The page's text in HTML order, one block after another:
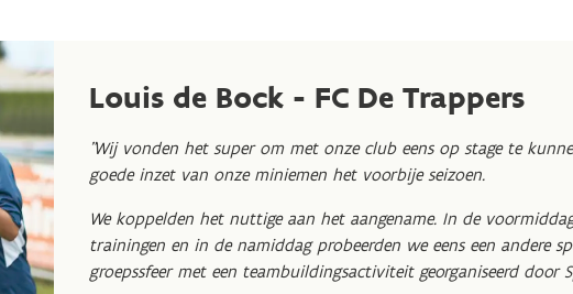
Louis de Bock - FC De Trappers
"Wij vonden het super om met onze club eens op stage te
goede inzet van onze miniemen het voorbije seizoen.
We koppelden het nuttige aan het aangename. In de
trainingen en in de namiddag probeerden we eens een andere
groepssfeer met een teambuildingsactiviteit georganiseerd door